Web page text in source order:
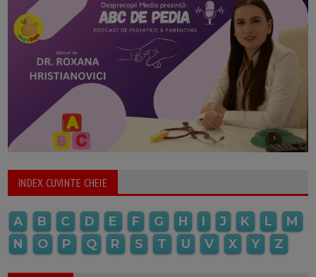
INDEX CUVINTE CHEIE
A B C D E F G H I J K L
M
N
O P Q R S T U V X Y Z